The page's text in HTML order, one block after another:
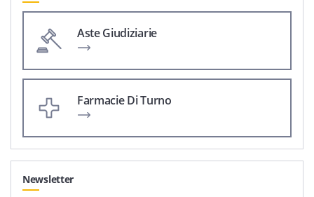
Aste Giudiziarie
Farmacie Di Turno
Newsletter